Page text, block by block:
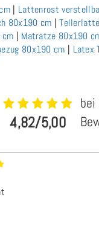
| Lattenrost
80x190 cm |
| Matratze 80x190
80x190 cm | Latex
4,82/5,00
bei